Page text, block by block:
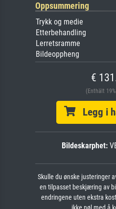
Oppsummering
Trykk og medie
Etterbehandling
Lerretsramme
Bildeoppheng
€
(Enthält
Legg i
Bildeskarphet:
Skulle du ønske justeringer
en tilpasset beskjæring av
endringene uten ekstra